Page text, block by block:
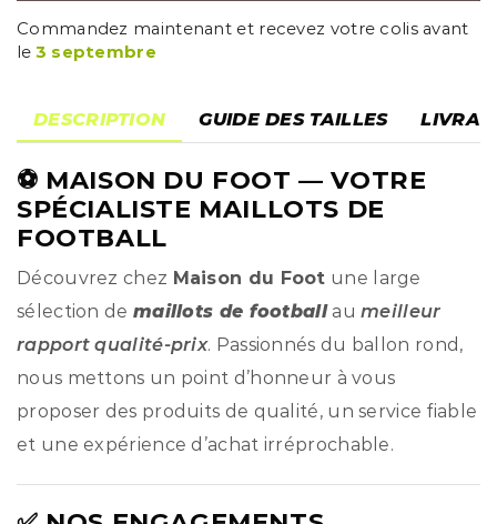
Commandez maintenant et recevez votre colis avant
le 3 septembre
DESCRIPTION GUIDE DES TAILLES
⚽ MAISON DU FOOT — VOTRE
SPÉCIALISTE MAILLOTS DE
FOOTBALL
Découvrez chez Maison du Foot une large
sélection de maillots de footballaumeilleur
rapport qualité-prix. Passionnés du ballon rond,
nous mettons un point d’honneur à vous
proposer des produits de qualité, un service fiable
et une expérience d’achat irréprochable.